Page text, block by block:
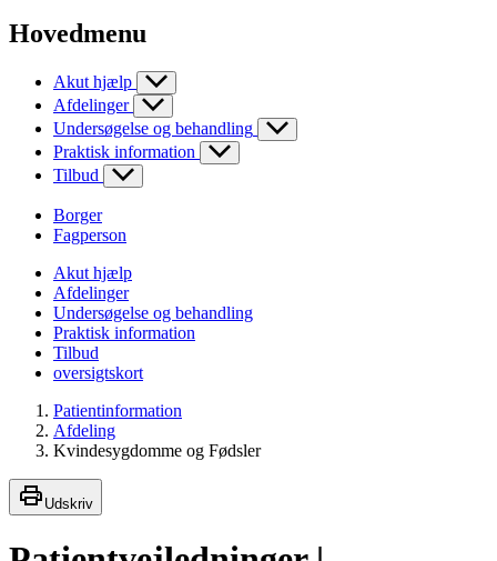
Hovedmenu
Akut hjælp
Afdelinger
Undersøgelse og behandling
Praktisk information
Tilbud
Borger
Fagperson
Akut hjælp
Afdelinger
Undersøgelse og behandling
Praktisk information
Tilbud
oversigtskort
Patientinformation
Afdeling
Kvindesygdomme og Fødsler
Udskriv